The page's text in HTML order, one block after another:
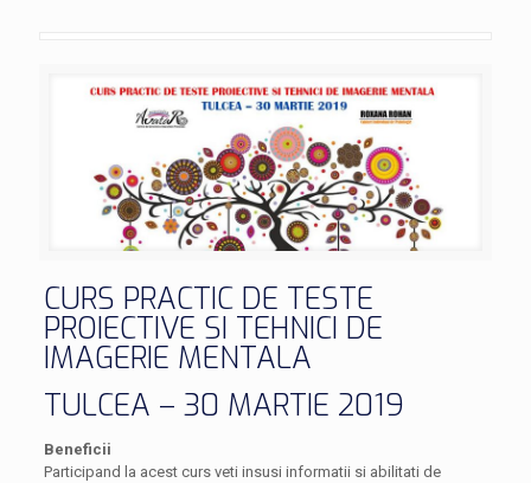
CURS PRACTIC DE TESTE
PROIECTIVE SI TEHNICI DE
IMAGERIE MENTALA
TULCEA – 30 MARTIE 2019
Beneficii
Participand la acest curs veti insusi informatii si abilitati de